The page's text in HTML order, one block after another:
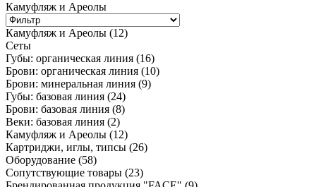
Камуфляж и Ареолы
Камуфляж и Ареолы (12)
Сеты
Губы: органическая линия (16)
Брови: органическая линия (10)
Брови: минеральная линия (9)
Губы: базовая линия (24)
Брови: базовая линия (8)
Веки: базовая линия (2)
Камуфляж и Ареолы (12)
Картриджи, иглы, типсы (26)
Оборудование (58)
Сопутствующие товары (23)